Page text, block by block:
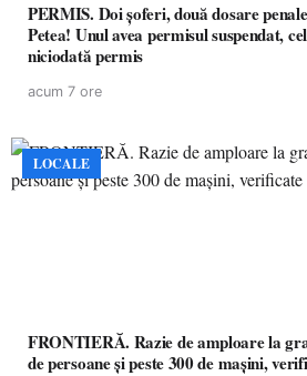
PERMIS. Doi șoferi, două dosare
Petea! Unul avea permisul suspendat,
niciodată permis
acum 7 ore
LOCALE
FRONTIERĂ. Razie de amploare la
de persoane și peste 300 de mașini,